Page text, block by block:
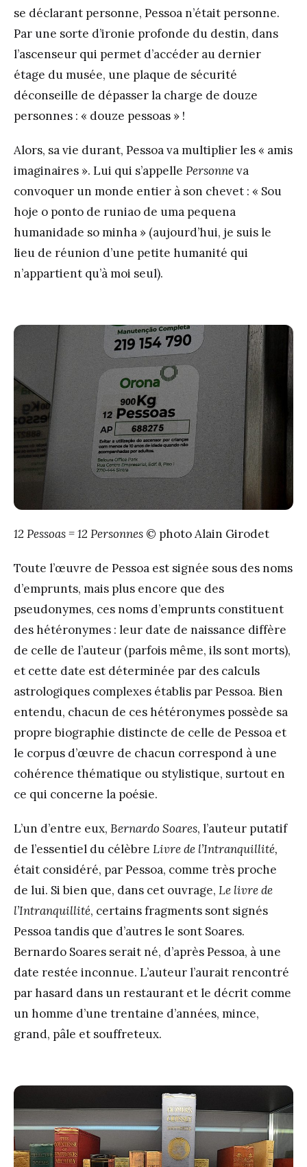
se déclarant personne, Pessoa n’était personne.
Par une sorte d’ironie profonde du destin, dans
l’ascenseur qui permet d’accéder au dernier
étage du musée, une plaque de sécurité
déconseille de dépasser la charge de douze
personnes : « douze pessoas » !
Alors, sa vie durant, Pessoa va multiplier les « amis
imaginaires ». Lui qui s’appelle Personneva
convoquer un monde entier à son chevet : « Sou
hoje o ponto de runiao de uma pequena
humanidade so minha » (aujourd’hui, je suis le
lieu de réunion d’une petite humanité qui
n’appartient qu’à moi seul).
12 Pessoas = 12 Personnes © photo Alain Girodet
Toute l’œuvre de Pessoa est signée sous des noms
d’emprunts, mais plus encore que des
pseudonymes, ces noms d’emprunts constituent
des hétéronymes : leur date de naissance diffère
de celle de l’auteur (parfois même, ils sont morts),
et cette date est déterminée par des calculs
astrologiques complexes établis par Pessoa. Bien
entendu, chacun de ces hétéronymes possède sa
propre biographie distincte de celle de Pessoa et
le corpus d’œuvre de chacun correspond à une
cohérence thématique ou stylistique, surtout en
ce qui concerne la poésie.
L’un d’entre eux, Bernardo Soares, l’auteur putatif
de l’essentiel du célèbre Livre de l’Intranquillité,
était considéré, par Pessoa, comme très proche
de lui. Si bien que, dans cet ouvrage, Le livre de
l’Intranquillité, certains fragments sont signés
Pessoa tandis que d’autres le sont Soares.
Bernardo Soares serait né, d’après Pessoa, à une
date restée inconnue. L’auteur l’aurait rencontré
par hasard dans un restaurant et le décrit comme
un homme d’une trentaine d’années, mince,
grand, pâle et souffreteux.